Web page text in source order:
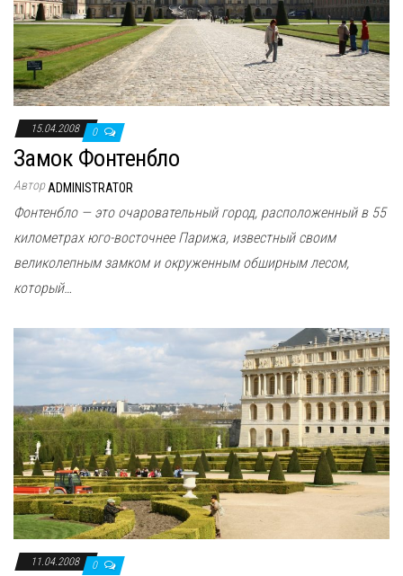
15.04.2008 0
Замок Фонтенбло
АвторADMINISTRATOR
Фонтенбло — это очаровательный город, расположенный в 55
километрах юго-восточнее Парижа, известный своим
великолепным замком и окруженным обширным лесом,
который…
11.04.2008 0